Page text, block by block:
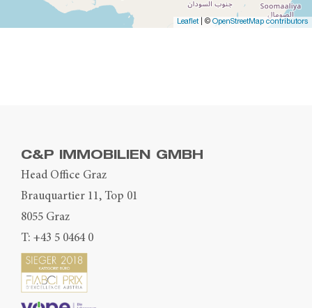
Leaflet| © OpenStreetMap contributors
C&P IMMOBILIEN GMBH
Head Office Graz
Brauquartier 11, Top 01
8055 Graz
T: +43 5 0464 0